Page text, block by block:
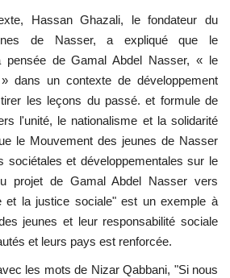
Hassan Ghazali, le fondateur du
de Nasser, a expliqué que le
pensée de Gamal Abdel Nasser, « le
dans un contexte de développement
les leçons du passé. et formule de
l'unité, le nationalisme et la solidarité
le Mouvement des jeunes de Nasser
sociétales et développementales sur le
projet de Gamal Abdel Nasser vers
et la justice sociale" est un exemple à
jeunes et leur responsabilité sociale
et leurs pays est renforcée.
les mots de Nizar Qabbani, "Si nous